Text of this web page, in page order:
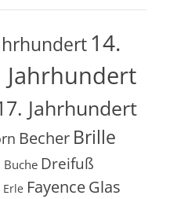
14.
Jahrhundert
Jahrhundert
Becher Brille
Buche Dreifuß
Erle FayenceGlas